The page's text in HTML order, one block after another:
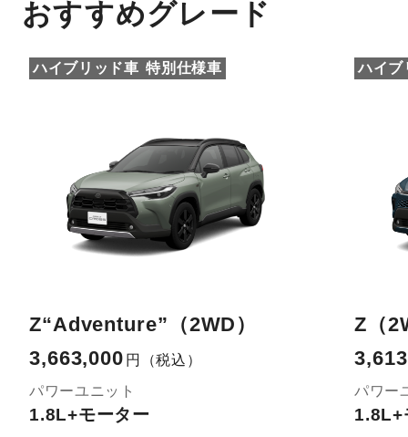
おすすめグレード
ハイブリッド車 特別仕様車
Z“Adventure”（2WD）
3,663,000 円
（税込）
パワーユニット
1.8L+モーター
ハイブ
Z（
パワー
1.8L+